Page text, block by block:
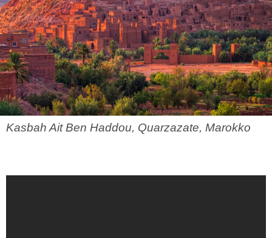
Kasbah Ait Ben Haddou, Quarzazate, Marokko